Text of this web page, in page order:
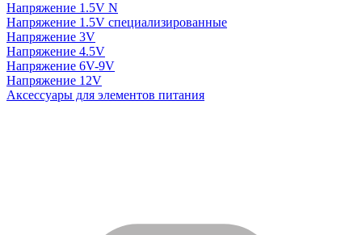
Напряжение 1.5V N
Напряжение 1.5V специализированные
Напряжение 3V
Напряжение 4.5V
Напряжение 6V-9V
Напряжение 12V
Аксессуары для элементов питания